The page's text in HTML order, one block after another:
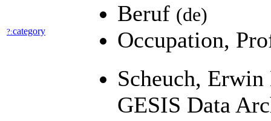
?:category
Beruf (de)
Occupation,
Scheuch,
GESIS Data